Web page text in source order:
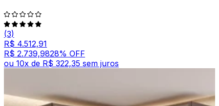
(3)
R$ 4.512,91
R$ 2.739,9828% OFF
ou 10x de R$ 322,35 sem juros